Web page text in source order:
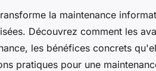
la maintenance
Découvrez comment les
les bénéfices concrets
pratiques pour une